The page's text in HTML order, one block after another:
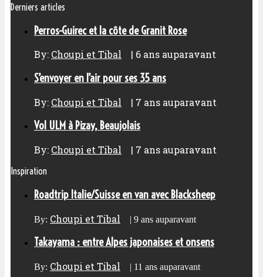
Derniers articles
Perros-Guirec et la côte de Granit Rose
By: Choupi et Tibal | 6 ans auparavant
S’envoyer en l’air pour ses 35 ans
By: Choupi et Tibal | 7 ans auparavant
Vol ULM à Pizay, Beaujolais
By: Choupi et Tibal | 7 ans auparavant
Inspiration
Roadtrip Italie/Suisse en van avec Blacksheep
By: Choupi et Tibal | 9 ans auparavant
Takayama : entre Alpes japonaises et onsens
By: Choupi et Tibal | 11 ans auparavant